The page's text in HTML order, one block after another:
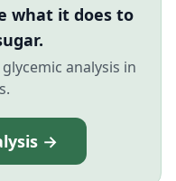
what it does to
analysis in
→